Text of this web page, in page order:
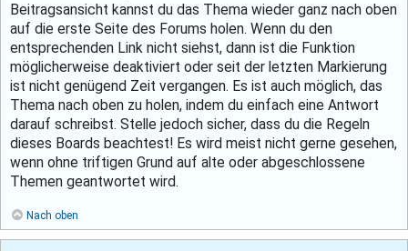
Beitragsansicht kannst du das Thema wieder ganz nach oben
auf die erste Seite des Forums holen. Wenn du den
entsprechenden Link nicht siehst, dann ist die Funktion
möglicherweise deaktiviert oder seit der letzten Markierung
ist nicht genügend Zeit vergangen. Es ist auch möglich, das
Thema nach oben zu holen, indem du einfach eine Antwort
darauf schreibst. Stelle jedoch sicher, dass du die Regeln
dieses Boards beachtest! Es wird meist nicht gerne gesehen,
wenn ohne triftigen Grund auf alte oder abgeschlossene
Themen geantwortet wird.
Nach oben